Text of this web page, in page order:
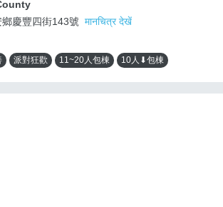
慶豐四街143號 मानचित्र देखें
派對狂歡 11~20人包棟 10人⬇包棟